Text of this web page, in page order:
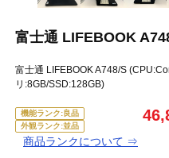
富士通 LIFEBOOK
富士通 LIFEBOOK A748/S
リ:8GB/SSD:128GB)
機能ランク:良品
外観ランク:並品
商品ランクについて ⇒